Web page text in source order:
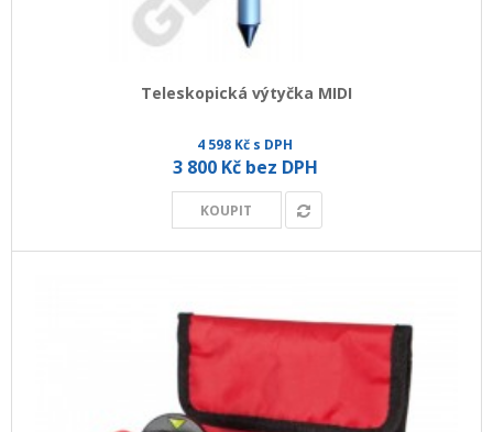
Teleskopická výtyčka MIDI
4 598 Kč s DPH
3 800 Kč bez DPH
KOUPIT